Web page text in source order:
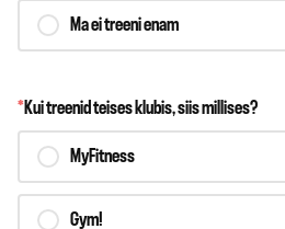
Ma ei treeni enam
*Kui treenid teises klubis, siis millises?
MyFitness
Gym!